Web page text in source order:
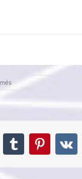
sur
Championnat
de
2026
(J2)
TumblrPinterest
Vk